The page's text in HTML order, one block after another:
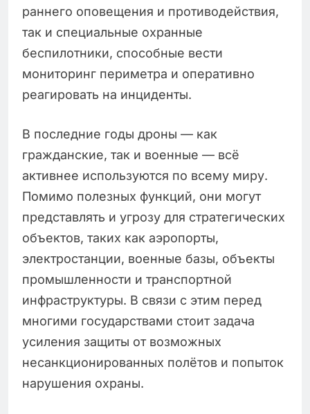
раннего оповещения и противодействия,
так и специальные охранные
беспилотники, способные вести
мониторинг периметра и оперативно
реагировать на инциденты.
В последние годы дроны — как
гражданские, так и военные — всё
активнее используются по всему миру.
Помимо полезных функций, они могут
представлять и угрозу для стратегических
объектов, таких как аэропорты,
электростанции, военные базы, объекты
промышленности и транспортной
инфраструктуры. В связи с этим перед
многими государствами стоит задача
усиления защиты от возможных
несанкционированных полётов и попыток
нарушения охраны.